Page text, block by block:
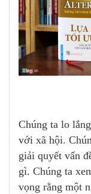
Chúng ta lo
với xã hội.
giải quyết vấn
gì. Chúng ta
vọng rằng một